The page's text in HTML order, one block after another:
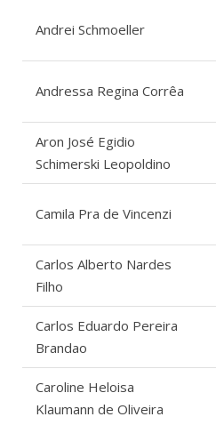
Andrei Schmoeller
Andressa Regina Corrêa
Aron José Egidio
Schimerski Leopoldino
Camila Pra de Vincenzi
Carlos Alberto Nardes
Filho
Carlos Eduardo Pereira
Brandao
Caroline Heloisa
Klaumann de Oliveira